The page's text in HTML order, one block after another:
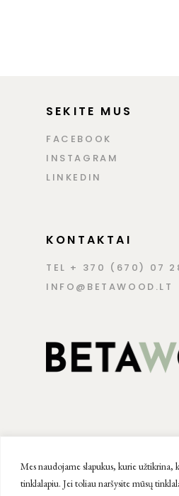
Mes naudojame slapukus, kurie užtikrina,
tinklalapiu. Jei toliau naršysite mūsų
SEKITE MUS
FACEBOOK
INSTAGRAM
LINKEDIN
KONTAKTAI
TEL + 370 (670) 07
INFO@BETAWOOD.LT